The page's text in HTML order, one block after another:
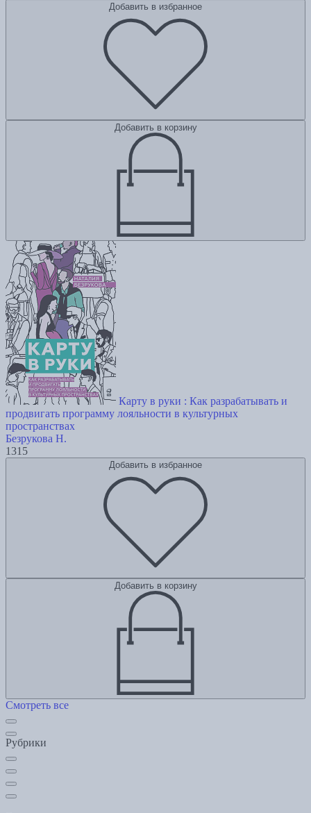
Добавить в избранное
Добавить в корзину
Карту в руки : Как разрабатывать и
продвигать программу лояльности в культурных
пространствах
Безрукова Н.
1315
Добавить в избранное
Добавить в корзину
Смотреть все
Рубрики